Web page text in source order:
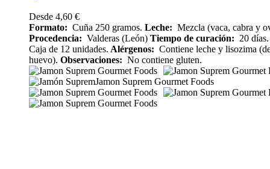
Desde 4,60 €
Formato: Cuña 250 gramos. Leche: Mezcla (vaca, cabra y
Procedencia: Valderas (León) Tiempo de curación: 20 días.
Caja de 12 unidades. Alérgenos: Contiene leche y lisozima
huevo). Observaciones: No contiene gluten.